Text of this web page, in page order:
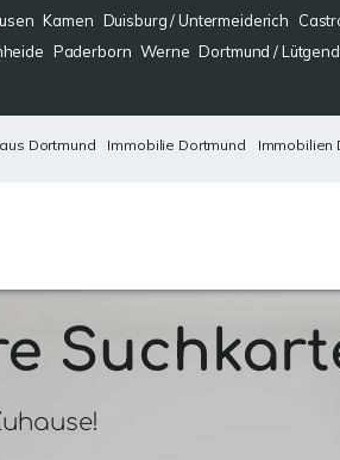
Kamen Duisburg / Untermeiderich
Paderborn Werne Dortmund /
Dortmund Immobilie Dortmund Immobilien